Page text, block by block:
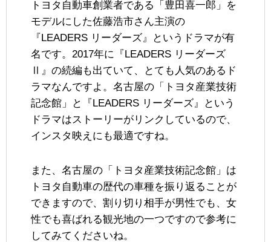
トヨタ自動車創業者である「豊田喜一郎」を
モデルにした佐藤浩市さん主演の
『LEADERS リーダーズ』というドラマが有
名です。2017年に『LEADERS リーダーズ
Ⅱ』の続編も出ていて、とても人気のあるド
ラマなんですよ。名古屋の「トヨタ産業技術
記念館」と『LEADERS リーダーズ』という
ドラマはストーリーがリンクしているので、
インスタ映えにも最適ですね。
また、名古屋の「トヨタ産業技術記念館」は
トヨタ自動車の歴代の車種を振り返ることが
できますので、割り切り相手が男性でも、女
性でも喜ばれる観光地の一つですので参考に
してみてくださいね。